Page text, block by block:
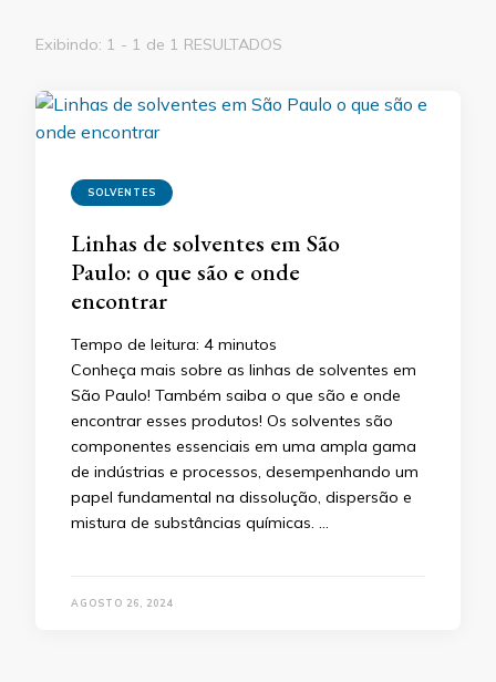
Exibindo: 1 - 1 de 1 RESULTADOS
SOLVENTES
Linhas de solventes em São
Paulo: o que são e onde
encontrar
Tempo de leitura: 4 minutos
Conheça mais sobre as linhas de solventes em
São Paulo! Também saiba o que são e onde
encontrar esses produtos! Os solventes são
componentes essenciais em uma ampla gama
de indústrias e processos, desempenhando um
papel fundamental na dissolução, dispersão e
mistura de substâncias químicas. …
AGOSTO 26, 2024